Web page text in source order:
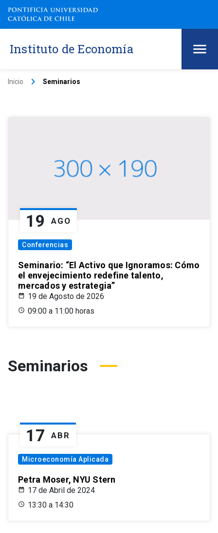
Instituto de Economía
Inicio keyboard_arrow_right Seminarios
19 AGO
Conferencias
Seminario: “El Activo que Ignoramos: Cómo
el envejecimiento redefine talento,
mercados y estrategia”
19 de Agosto de 2026
09:00 a 11:00 horas
Seminarios
17 ABR
Microeconomía Aplicada
Petra Moser, NYU Stern
17 de Abril de 2024
13:30 a 14:30